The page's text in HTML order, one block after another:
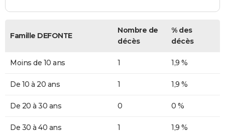
Famille DEFONTE
Nombre de
décès
% des
décès
Moins de 10 ans 1 1,9 %
De 10 à 20 ans 1 1,9 %
De 20 à 30 ans 0 0 %
De 30 à 40 ans 1 1,9 %